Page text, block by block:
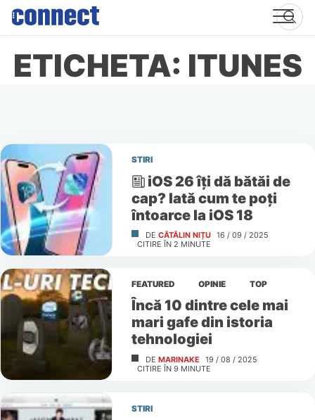
Skip
content
ETICHETA: ITUNES
STIRI
iOS 26 îți dă bătăi de
cap? Iată cum te poți
întoarce la iOS 18
DE CĂTĂLIN NIȚU 16 / 09 / 2025
CITIRE ÎN 2 MINUTE
FEATURED OPINIE TOP
Încă 10 dintre cele mai
mari gafe din istoria
tehnologiei
DE MARINAKE
19 / 08 / 2025
CITIRE ÎN 9 MINUTE
STIRI